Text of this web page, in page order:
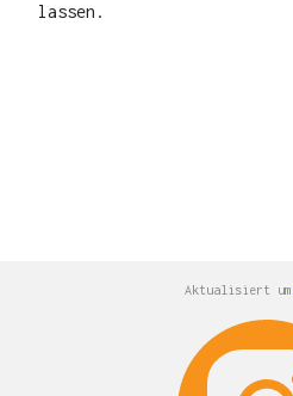
lassen.
Aktualisiert um